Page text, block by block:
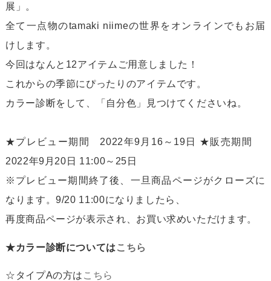
展」。
全て一点物のtamaki niimeの世界をオンラインでもお届
けします。
今回はなんと12アイテムご用意しました！
これからの季節にぴったりのアイテムです。
カラー診断をして、「自分色」見つけてくださいね。
★プレビュー期間 2022年9月16～19日 ★販売期間
2022年9月20日 11:00～25日
※プレビュー期間終了後、一旦商品ページがクローズに
なります。9/20 11:00になりましたら、
再度商品ページが表示され、お買い求めいただけます。
★カラー診断については こちら
☆タイプAの方は こちら